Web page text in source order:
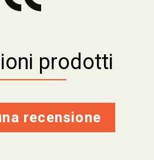
prodotti
recensione